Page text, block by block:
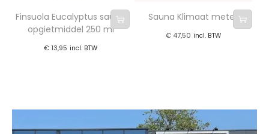
Finsuola Eucalyptus sauna
opgietmiddel 250 ml
€ 13,95 incl. BTW
Sauna Klimaat meter
€47,50 incl. BTW